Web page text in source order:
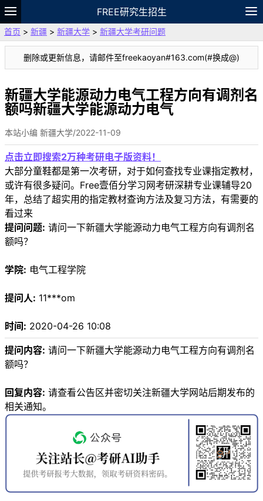
FREE研究生招生
题库
故事 专题 APP 笔记
VIP
资料
首页 > 新疆 > 新疆大学 > 新疆大学考研问题
删除或更新信息，请邮件至freekaoyan#163.com(#换成@)
新疆大学能源动力电气工程方向有调剂名
额吗新疆大学能源动力电气
本站小编 新疆大学/2022-11-09
点击立即搜索2万种考研电子版资料！
大部分童鞋都是第一次考研，对于如何查找专业课指定教材，
或许有很多疑问。Free壹佰分学习网考研深耕专业课辅导20
年，总结了超实用的指定教材查询方法及复习方法，有需要的
看过来
提问问题: 请问一下新疆大学能源动力电气工程方向有调剂名
额吗？
学院: 电气工程学院
提问人: 11***om
时间: 2020-04-26 10:08
提问内容: 请问一下新疆大学能源动力电气工程方向有调剂名
额吗？
回复内容: 请查看公告区并密切关注新疆大学网站后期发布的
相关通知。